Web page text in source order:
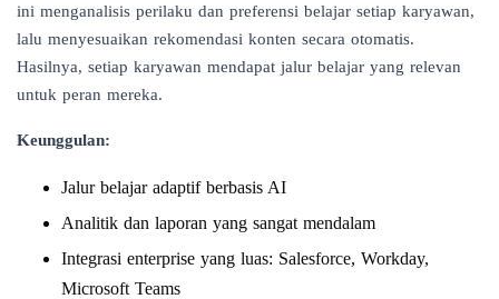
ini menganalisis perilaku dan preferensi belajar setiap karyawan,
lalu menyesuaikan rekomendasi konten secara otomatis.
Hasilnya, setiap karyawan mendapat jalur belajar yang relevan
untuk peran mereka.
Keunggulan:
Jalur belajar adaptif berbasis AI
Analitik dan laporan yang sangat mendalam
Integrasi enterprise yang luas: Salesforce, Workday,
Microsoft Teams